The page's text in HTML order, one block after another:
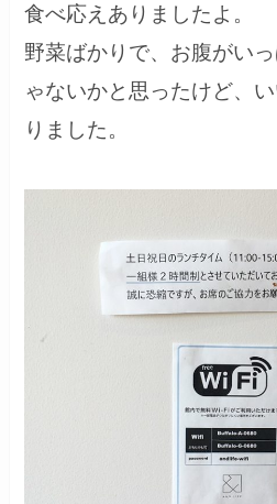
食べ応えありましたよ。
野菜ばかりで、お腹がい
ゃないかと思ったけど、
りました。